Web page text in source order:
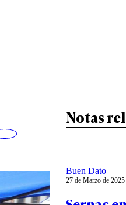
Notas
Buen Dato
27 de Marzo de 2025